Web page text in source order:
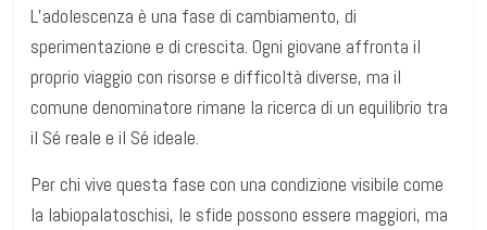
L’adolescenza è una fase di cambiamento, di
sperimentazione e di crescita. Ogni giovane affronta il
proprio viaggio con risorse e difficoltà diverse, ma il
comune denominatore rimane la ricerca di un equilibrio tra
il Sé reale e il Sé ideale.
Per chi vive questa fase con una condizione visibile come
la labiopalatoschisi, le sfide possono essere maggiori, ma